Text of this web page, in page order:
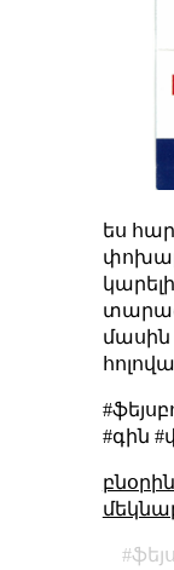
ես
մասին
#գին